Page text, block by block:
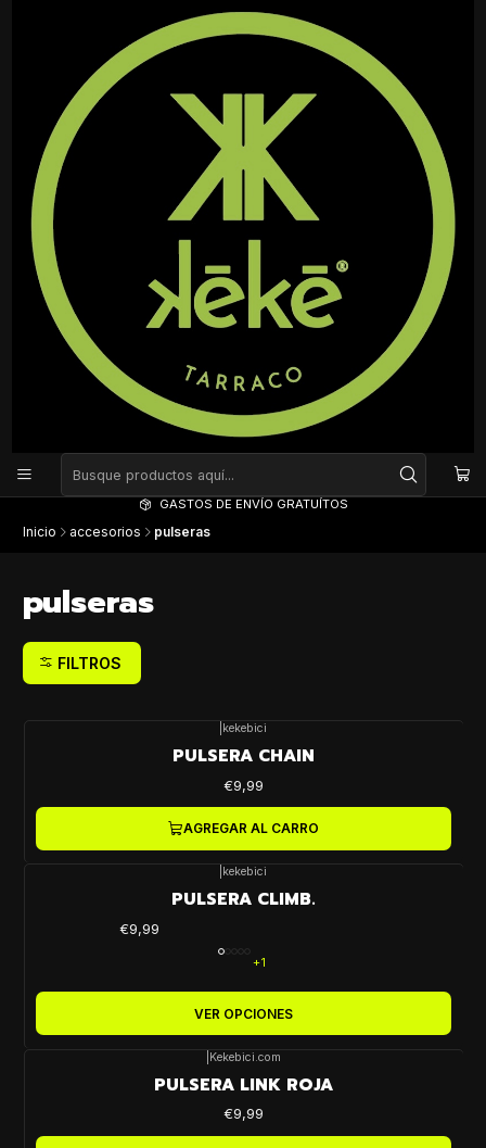
GASTOS DE ENVÍO GRATUÍTOS
Inicio accesorios pulseras
pulseras
FILTROS
kekebici
PULSERA CHAIN
€9,99
AGREGAR AL CARRO
kekebici
PULSERA CLIMB.
€9,99
+1
VER OPCIONES
Kekebici.com
PULSERA LINK ROJA
€9,99